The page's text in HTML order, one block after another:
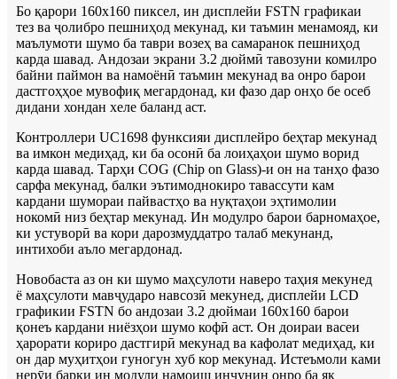
Бо қарори 160x160 пиксел, ин дисплейи FSTN графикаи
тез ва ҷолибро пешниҳод мекунад, ки таъмин менамояд, ки
маълумоти шумо ба таври возеҳ ва самаранок пешниҳод
карда шавад. Андозаи экрани 3.2 дюймӣ тавозуни комилро
байни паймон ва намоёнӣ таъмин мекунад ва онро барои
дастгоҳҳое мувофиқ мегардонад, ки фазо дар онҳо бе осеб
дидани хондан хеле баланд аст.
Контроллери UC1698 функсияи дисплейро беҳтар мекунад
ва имкон медиҳад, ки ба осонӣ ба лоиҳаҳои шумо ворид
карда шавад. Тарҳи COG (Chip on Glass)-и он на танҳо фазо
сарфа мекунад, балки эътимоднокиро тавассути кам
кардани шумораи пайвастҳо ва нуқтаҳои эҳтимолии
нокомӣ низ беҳтар мекунад. Ин модулро барои барномаҳое,
ки устуворӣ ва кори дарозмуддатро талаб мекунанд,
интихоби аъло мегардонад.
Новобаста аз он ки шумо маҳсулоти наверо таҳия мекунед
ё маҳсулоти мавҷударо навсозӣ мекунед, дисплейи LCD
графикии FSTN бо андозаи 3.2 дюймаи 160x160 барои
қонеъ кардани ниёзҳои шумо кофӣ аст. Он доираи васеи
ҳарорати кориро дастгирӣ мекунад ва кафолат медиҳад, ки
он дар муҳитҳои гуногун хуб кор мекунад. Истеъмоли ками
нерӯи барқи ин модули намоиш инчунин онро ба як